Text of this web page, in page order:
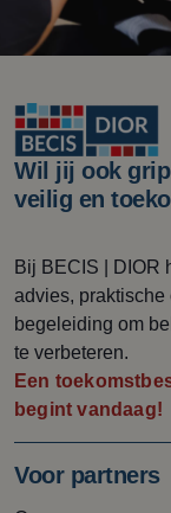
Wil jij ook
veilig en
Bij B ECIS | DIOR
advies,
begeleiding om
te verbeteren.
Een
begint vandaag!
Voor partners